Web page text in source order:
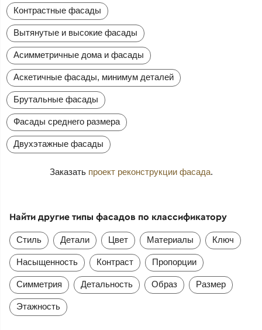
Контрастные фасады
Вытянутые и высокие фасады
Асимметричные дома и фасады
Аскетичные фасады, минимум деталей
Брутальные фасады
Фасады среднего размера
Двухэтажные фасады
Заказать проект реконструкции фасада.
Найти другие типы фасадов по классификатору
Стиль Детали Цвет Материалы Ключ
Насыщенность Контраст Пропорции
Симметрия Детальность Образ Размер
Этажность